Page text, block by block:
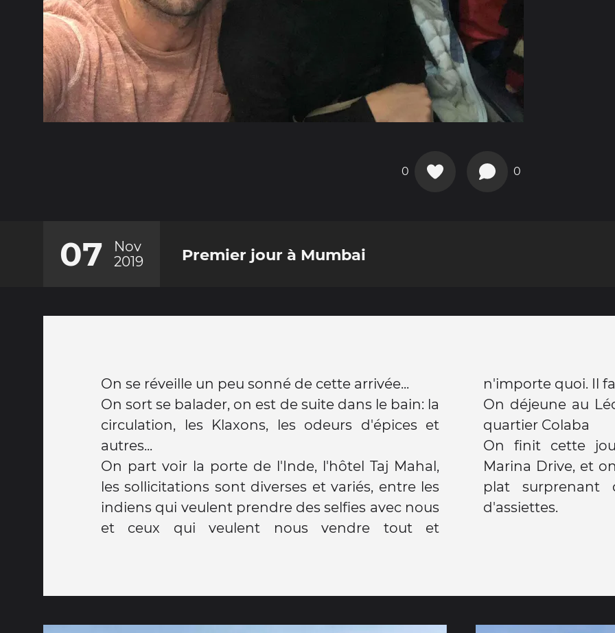
0 0
07
Nov
2019
Premier jour à Mumbai
On se réveille un peu sonné de cette arrivée...
On sort se balader, on est de suite dans le bain: la
circulation, les Klaxons, les odeurs d'épices et
autres...
On part voir la porte de l'Inde, l'hôtel Taj Mahal,
les sollicitations sont diverses et variés, entre les
indiens qui veulent prendre des selfies avec nous
et ceux qui veulent nous vendre tout et
n'importe quoi. Il
On déjeune au
quartier Colaba
On finit cette
Marina Drive, et
plat surprenant
d'assiettes.